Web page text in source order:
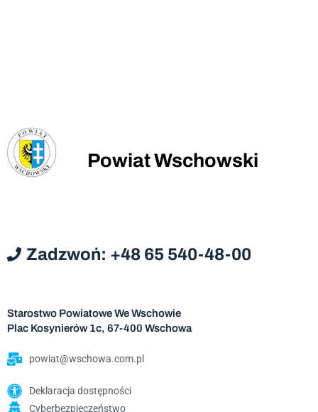
Powiat Wschowski
Zadzwoń: +48 65 540-48-00
Starostwo Powiatowe We Wschowie
Plac Kosynierów 1c, 67-400 Wschowa
powiat@wschowa.com.pl
Deklaracja dostępności
Cyberbezpieczeństwo